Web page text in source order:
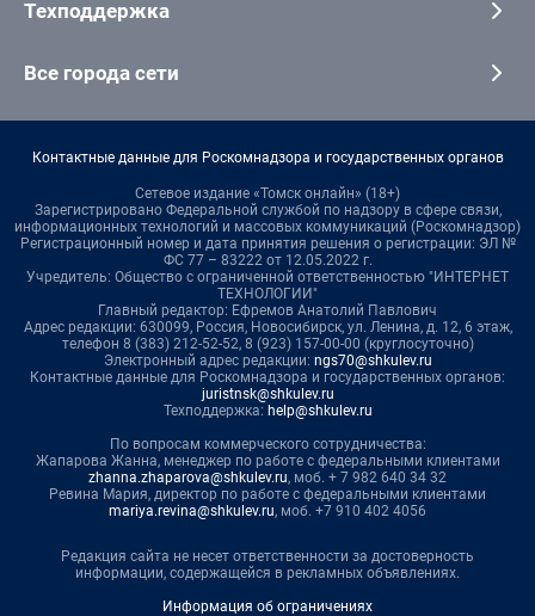
Техподдержка
Все города сети
Контактные данные для Роскомнадзора и государственных органов
Сетевое издание «Томск онлайн» (18+)
Зарегистрировано Федеральной службой по надзору в сфере связи,
информационных технологий и массовых коммуникаций (Роскомнадзор)
Регистрационный номер и дата принятия решения о регистрации: ЭЛ №
ФС 77 – 83222 от 12.05.2022 г.
Учредитель: Общество с ограниченной ответственностью "ИНТЕРНЕТ
ТЕХНОЛОГИИ"
Главный редактор: Ефремов Анатолий Павлович
Адрес редакции: 630099, Россия, Новосибирск, ул. Ленина, д. 12, 6 этаж,
телефон 8 (383) 212-52-52, 8 (923) 157-00-00 (круглосуточно)
Электронный адрес редакции: ngs70@shkulev.ru
Контактные данные для Роскомнадзора и государственных органов:
juristnsk@shkulev.ru
Техподдержка: help@shkulev.ru
По вопросам коммерческого сотрудничества:
Жапарова Жанна, менеджер по работе с федеральными клиентами
zhanna.zhaparova@shkulev.ru, моб. + 7 982 640 34 32
Ревина Мария, директор по работе с федеральными клиентами
mariya.revina@shkulev.ru, моб. +7 910 402 4056
Редакция сайта не несет ответственности за достоверность
информации, содержащейся в рекламных объявлениях.
Информация об ограничениях